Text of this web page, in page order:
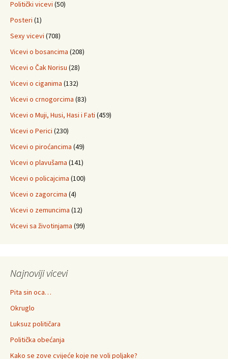
Politički vicevi (50)
Posteri (1)
Sexy vicevi (708)
Vicevi o bosancima (208)
Vicevi o Čak Norisu (28)
Vicevi o ciganima (132)
Vicevi o crnogorcima (83)
Vicevi o Muji, Husi, Hasi i Fati (459)
Vicevi o Perici (230)
Vicevi o piroćancima (49)
Vicevi o plavušama (141)
Vicevi o policajcima (100)
Vicevi o zagorcima (4)
Vicevi o zemuncima (12)
Vicevi sa životinjama (99)
Najnoviji vicevi
Pita sin oca…
Okruglo
Luksuz političara
Politička obećanja
Kako se zove cvijeće koje ne voli poljake?